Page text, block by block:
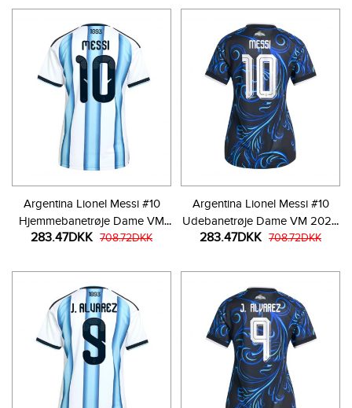
Argentina Lionel Messi #10
Hjemmebanetrøje Dame VM
2026 Kortærmet
283.47DKK 708.72DKK
Argentina Lionel Messi #10
Udebanetrøje Dame VM 2026
Kortærmet
283.47DKK 708.72DKK